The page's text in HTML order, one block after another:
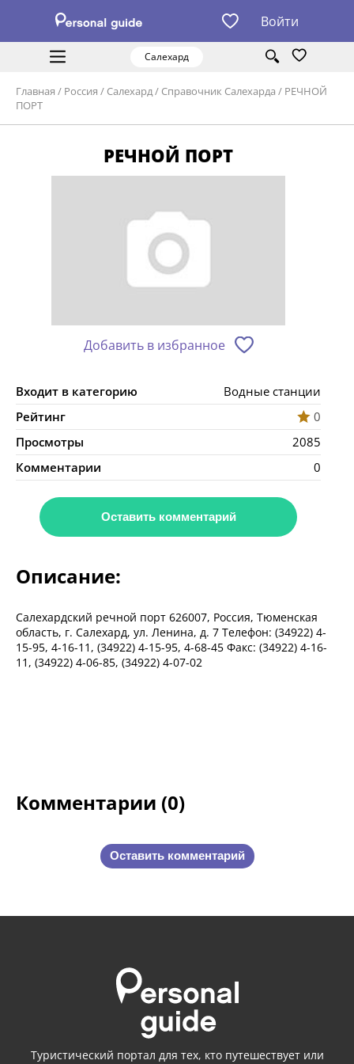
Войти
Салехард
Главная / Россия / Салехард/ Справочник Салехарда / РЕЧНОЙ
ПОРТ
РЕЧНОЙ ПОРТ
Добавить в избранное
Входит в категорию
Водные станции
Рейтинг
0
Просмотры
2085
Комментарии
0
Оставить комментарий
Описание:
Салехардский речной порт 626007, Россия, Тюменская
область, г. Салехард, ул. Ленина, д. 7 Телефон: (34922) 4-
15-95, 4-16-11, (34922) 4-15-95, 4-68-45 Факс: (34922) 4-16-
11, (34922) 4-06-85, (34922) 4-07-02
Комментарии (0)
Оставить комментарий
Туристический портал для тех, кто путешествует или